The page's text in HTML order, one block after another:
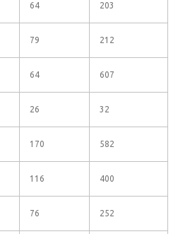
64 203
79 212
64 607
26 32
170 582
116 400
76 252